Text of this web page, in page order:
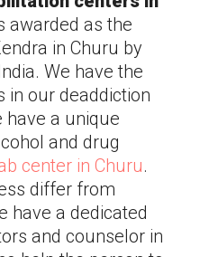
awarded as the
in Churu by
We have the
in our deaddiction
have a unique
and drug
center in Churu.
differ from
have a dedicated
and counselor in